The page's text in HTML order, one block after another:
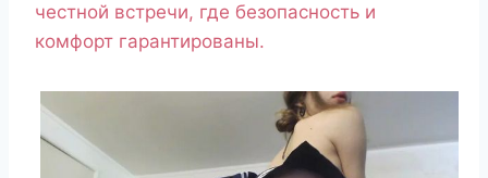
честной встречи, где безопасность и
комфорт гарантированы.